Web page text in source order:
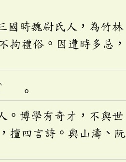
國時魏尉氏人，為竹林
拘禮俗。因遭時多忌，
。
。博學有奇才，不與世
擅四言詩。與山濤、阮